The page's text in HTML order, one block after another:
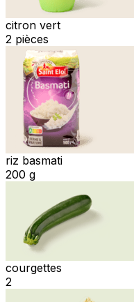
citron vert
2 pièces
riz basmati
200 g
courgettes
2